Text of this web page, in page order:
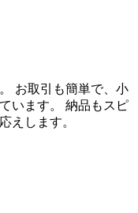
お取引も簡単で、小
います。 納品もスピ
えします。